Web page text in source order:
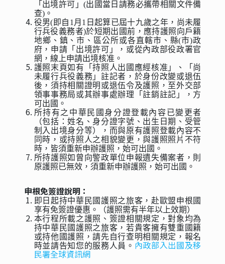
「出境許可」(出國當日請務必攜帶相關文件備
查)。
役男(即自1月1日起算已屆十九歲之年，尚未履
行兵役義務者)於短期出國前，應持護照向戶籍
地鄉、鎮、市、區公所或各直轄市、縣(市)政
府，申請「出境許可」，或從內政部役政署官
網，線上申請出境核准。
護照末頁如有「持照人出國應經核准」、「尚
未履行兵役義務」註記者，於身份改變或退伍
後，須持相關證明或退伍令及護照，至外交部
領事事務局或其辦事處辦理「註銷註記」，方
可出國。
所持有之中華民國身分證登載內容已變更者
（包括：姓名、身分證字號、出生日期、受管
制入出境身分等），而與原有護照登載內容不
同時，或持照人之相貌變更，與護照照片不符
時，皆須重新申辦護照，始可出國。
所持護照如曾向警政單位申報遺失備案者，則
原護照已無效，須重新申辦護照，始可出國。
申根免簽證說明：
即日起持中華民國護照之旅客，赴歐盟申根國
享有免簽證優惠。（護照需有半年以上效期）
本行程所載之護照、簽證相關規定，對象均為
持中華民國護照之旅客，若貴客擁有雙重國籍
或持他國護照，請先自行查明相關規定，報名
時並請告知您的服務人員。 內政部入出國及移
民署全球資訊網